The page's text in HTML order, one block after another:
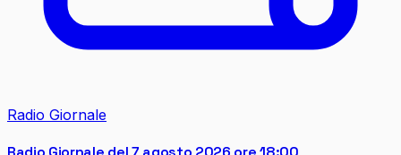
Radio Giornale